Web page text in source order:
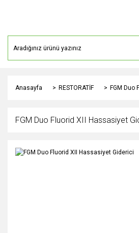
Anasayfa RESTORATİF FGM Duo
FGM Duo Fluorid XII Hassasiyet